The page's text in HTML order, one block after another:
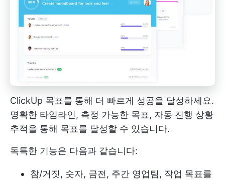
ClickUp 목표를 통해 더 빠르게 성공을 달성하세요.
명확한 타임라인, 측정 가능한 목표, 자동 진행 상황
추적을 통해 목표를 달성할 수 있습니다.
독특한 기능은 다음과 같습니다:
참/거짓, 숫자, 금전, 주간 영업팀, 작업 목표를